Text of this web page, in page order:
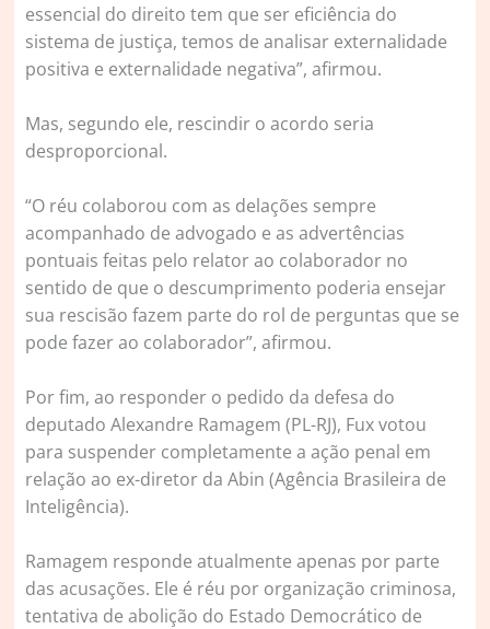
essencial do direito tem que ser eficiência do
sistema de justiça, temos de analisar externalidade
positiva e externalidade negativa”, afirmou.
Mas, segundo ele, rescindir o acordo seria
desproporcional.
“O réu colaborou com as delações sempre
acompanhado de advogado e as advertências
pontuais feitas pelo relator ao colaborador no
sentido de que o descumprimento poderia ensejar
sua rescisão fazem parte do rol de perguntas que se
pode fazer ao colaborador”, afirmou.
Por fim, ao responder o pedido da defesa do
deputado Alexandre Ramagem (PL-RJ), Fux votou
para suspender completamente a ação penal em
relação ao ex-diretor da Abin (Agência Brasileira de
Inteligência).
Ramagem responde atualmente apenas por parte
das acusações. Ele é réu por organização criminosa,
tentativa de abolição do Estado Democrático de